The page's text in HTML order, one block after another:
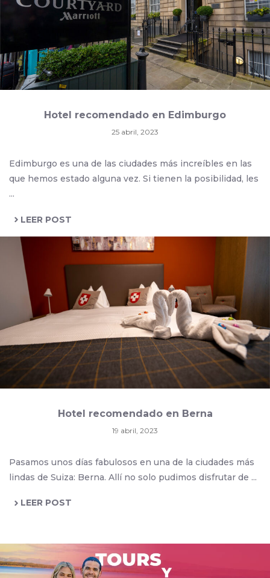
Hotel recomendado en Edimburgo
25 abril, 2023
Edimburgo es una de las ciudades más increíbles en las
que hemos estado alguna vez. Si tienen la posibilidad, les
...
LEER POST
Hotel recomendado en Berna
19 abril, 2023
Pasamos unos días fabulosos en una de la ciudades más
lindas de Suiza: Berna. Allí no solo pudimos disfrutar de ...
LEER POST